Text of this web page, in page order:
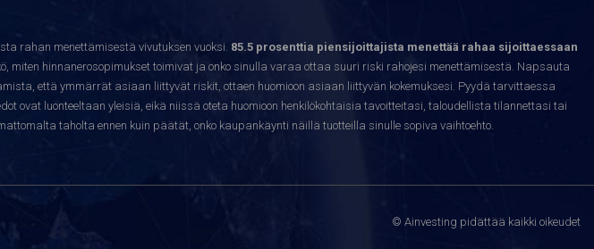
rahan menettämisestä vivutuksen vuoksi. 85.5 prosenttia piensijoittajista menettää rahaa sijoittaessaan
miten hinnanerosopimukset toimivat ja onko sinulla varaa ottaa suuri riski rahojesi menettämisestä. Napsauta
että ymmärrät asiaan liittyvät riskit, ottaen huomioon asiaan liittyvän kokemuksesi. Pyydä tarvittaessa
ovat luonteeltaan yleisiä, eikä niissä oteta huomioon henkilökohtaisia tavoitteitasi, taloudellista tilannettasi tai
taholta ennen kuin päätät, onko kaupankäynti näillä tuotteilla sinulle sopiva vaihtoehto.
© Ainvesting pidättää kaikki oikeudet